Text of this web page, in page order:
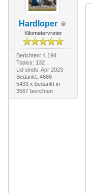
Hardloper
Kilometervreter
Berichten: 4.194
Topics: 132
Lid sinds: Apr 2023
Bedankt: 4666
5493 x bedankt in
3567 berichten